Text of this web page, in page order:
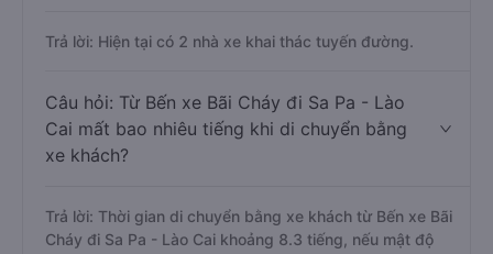
Trả lời: Hiện tại có 2 nhà xe khai thác tuyến đường.
Câu hỏi: Từ Bến xe Bãi Cháy đi Sa Pa - Lào
Cai mất bao nhiêu tiếng khi di chuyển bằng
xe khách?
Trả lời: Thời gian di chuyển bằng xe khách từ Bến xe Bãi
Cháy đi Sa Pa - Lào Cai khoảng 8.3 tiếng, nếu mật độ